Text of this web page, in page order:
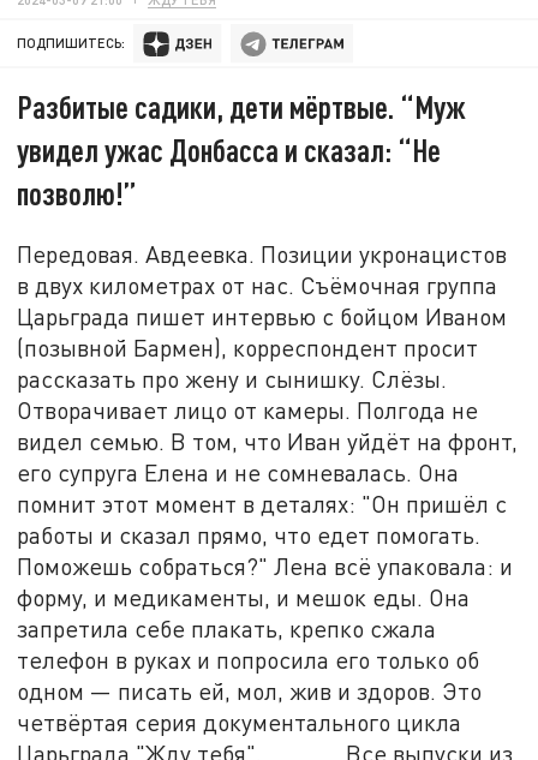
ПОДПИШИТЕСЬ:
Разбитые садики, дети мёртвые. “Муж
увидел ужас Донбасса и сказал: “Не
позволю!”
Передовая. Авдеевка. Позиции укронацистов
в двух километрах от нас. Съёмочная группа
Царьграда пишет интервью с бойцом Иваном
(позывной Бармен), корреспондент просит
рассказать про жену и сынишку. Слёзы.
Отворачивает лицо от камеры. Полгода не
видел семью. В том, что Иван уйдёт на фронт,
его супруга Елена и не сомневалась. Она
помнит этот момент в деталях: "Он пришёл с
работы и сказал прямо, что едет помогать.
Поможешь собраться?" Лена всё упаковала: и
форму, и медикаменты, и мешок еды. Она
запретила себе плакать, крепко сжала
телефон в руках и попросила его только об
одном — писать ей, мол, жив и здоров. Это
четвёртая серия документального цикла
Царьграда "Жду тебя". Все выпуски из